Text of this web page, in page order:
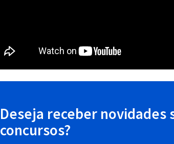
Deseja receber novidades
concursos?